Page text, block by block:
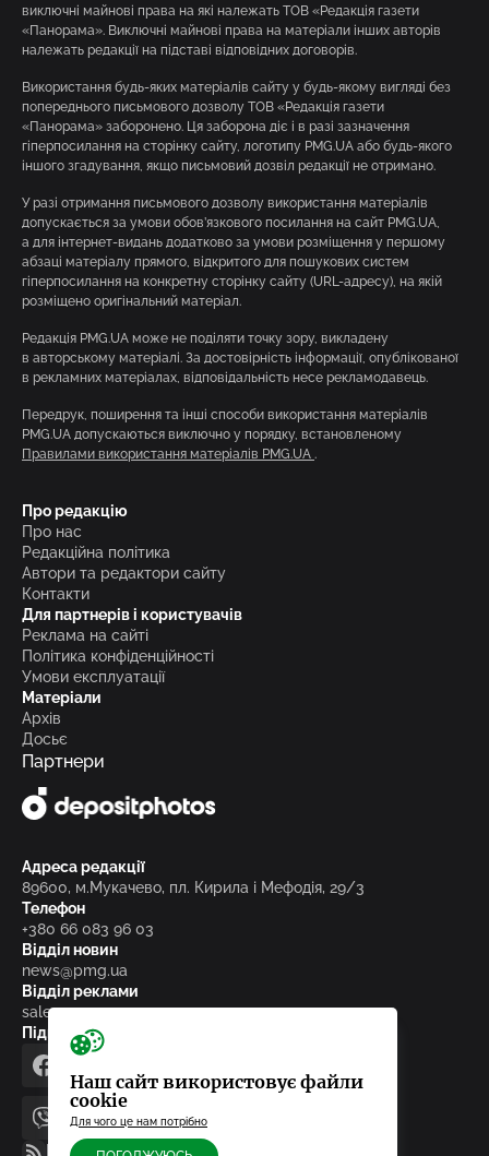
виключні майнові права на які належать ТОВ «Редакція газети
«Панорама». Виключні майнові права на матеріали інших авторів
належать редакції на підставі відповідних договорів.
Використання будь-яких матеріалів сайту у будь-якому вигляді без
попереднього письмового дозволу ТОВ «Редакція газети
«Панорама» заборонено. Ця заборона діє і в разі зазначення
гіперпосилання на сторінку сайту, логотипу PMG.UA або будь-якого
іншого згадування, якщо письмовий дозвіл редакції не отримано.
У разі отримання письмового дозволу використання матеріалів
допускається за умови обов’язкового посилання на сайт PMG.UA,
а для інтернет-видань додатково за умови розміщення у першому
абзаці матеріалу прямого, відкритого для пошукових систем
гіперпосилання на конкретну сторінку сайту (URL-адресу), на якій
розміщено оригінальний матеріал.
Редакція PMG.UA може не поділяти точку зору, викладену
в авторському матеріалі. За достовірність інформації, опублікованої
в рекламних матеріалах, відповідальність несе рекламодавець.
Передрук, поширення та інші способи використання матеріалів
PMG.UA допускаються виключно у порядку, встановленому
Правилами використання матеріалів PMG.UA .
Про редакцію
Про нас
Редакційна політика
Автори та редактори сайту
Контакти
Для партнерів і користувачів
Реклама на сайті
Політика конфіденційності
Умови експлуатації
Матеріали
Архів
Досьє
Партнери
Адреса редакції
89600, м.Мукачево, пл. Кирила і Мефодія, 29/3
Телефон
+380 66 083 96 03
Відділ новин
news@pmg.ua
Відділ реклами
sales@pmg.ua
Підписуйтесь на нас у соціальних мережах
facebooktelegram
viber
youtube
RSS-стрічка
Наш сайт використовує файли
cookie
Для чого це нам потрібно